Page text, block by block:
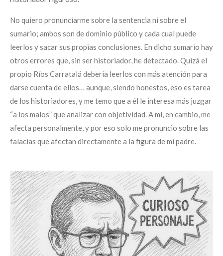
No quiero pronunciarme sobre la sentencia ni sobre el
sumario; ambos son de dominio público y cada cual puede
leerlos y sacar sus propias conclusiones. En dicho sumario hay
otros errores que, sin ser historiador, he detectado. Quizá el
propio Ríos Carratalá debería leerlos con más atención para
darse cuenta de ellos… aunque, siendo honestos, eso es tarea
de los historiadores, y me temo que a él le interesa más juzgar
“a los malos” que analizar con objetividad. A mí, en cambio, me
afecta personalmente, y por eso solo me pronuncio sobre las
falacias que afectan directamente a la figura de mi padre.